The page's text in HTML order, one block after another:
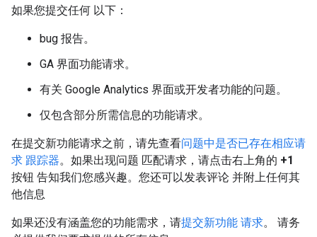
如果您提交任何 以下：
bug 报告。
GA 界面功能请求。
有关 Google Analytics 界面或开发者功能的问题。
仅包含部分所需信息的功能请求。
在提交新功能请求之前，请先查看问题中是否已存在相应请
求 跟踪器。如果出现问题 匹配请求，请点击右上角的 +1
按钮 告知我们您感兴趣。您还可以发表评论 并附上任何其
他信息
如果还没有涵盖您的功能需求，请提交新功能 请求。 请务